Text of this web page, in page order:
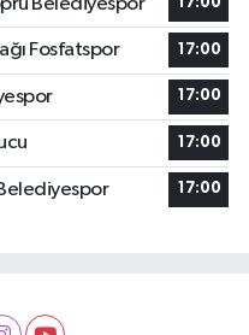
Belediyespor 17:00
Fosfatspor 17:00
17:00
17:00
17:00